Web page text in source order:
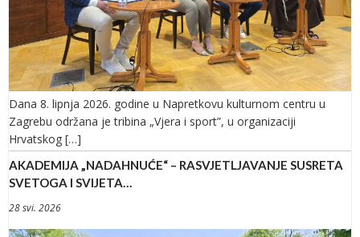
Dana 8. lipnja 2026. godine u Napretkovu kulturnom centru u
Zagrebu održana je tribina „Vjera i sport”, u organizaciji
Hrvatskog […]
AKADEMIJA „NADAHNUĆE“ – RASVJETLJAVANJE SUSRETA
SVETOGA I SVIJETA…
28 svi. 2026